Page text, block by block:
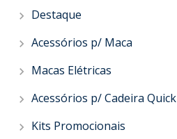
Destaque
Acessórios p/ Maca
Macas Elétricas
Acessórios p/ Cadeira Quick
Kits Promocionais